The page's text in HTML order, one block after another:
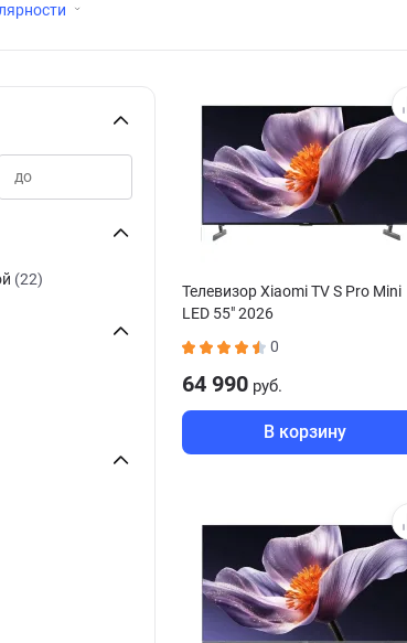
(22)
Телевизор Xiaomi TV S Pro Mini
LED 55" 2026
0
64 990 руб.
В корзину